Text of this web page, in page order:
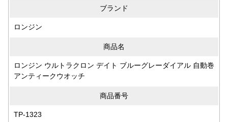
ブランド
ロンジン
商品名
ロンジン ウルトラクロン デイト ブルーグレーダイアル 自動巻
アンティークウオッチ
商品番号
TP-1323